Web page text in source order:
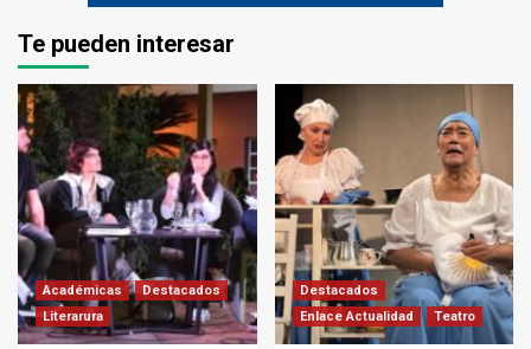
Te pueden interesar
Académicas
Destacados
Literarura
Destacados
Enlace Actualidad
Teatro